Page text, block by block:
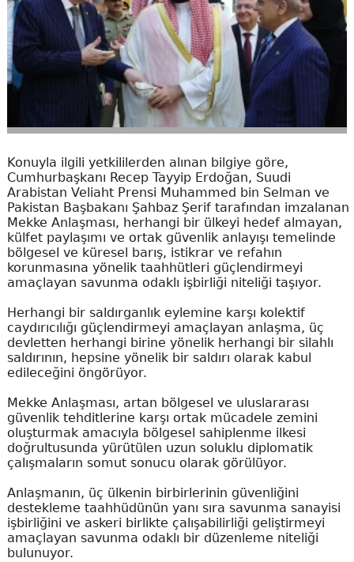
Konuyla ilgili yetkililerden alınan bilgiye göre,
Cumhurbaşkanı Recep Tayyip Erdoğan, Suudi
Arabistan Veliaht Prensi Muhammed bin Selman ve
Pakistan Başbakanı Şahbaz Şerif tarafından imzalanan
Mekke Anlaşması, herhangi bir ülkeyi hedef almayan,
külfet paylaşımı ve ortak güvenlik anlayışı temelinde
bölgesel ve küresel barış, istikrar ve refahın
korunmasına yönelik taahhütleri güçlendirmeyi
amaçlayan savunma odaklı işbirliği niteliği taşıyor.
Herhangi bir saldırganlık eylemine karşı kolektif
caydırıcılığı güçlendirmeyi amaçlayan anlaşma, üç
devletten herhangi birine yönelik herhangi bir silahlı
saldırının, hepsine yönelik bir saldırı olarak kabul
edileceğini öngörüyor.
Mekke Anlaşması, artan bölgesel ve uluslararası
güvenlik tehditlerine karşı ortak mücadele zemini
oluşturmak amacıyla bölgesel sahiplenme ilkesi
doğrultusunda yürütülen uzun soluklu diplomatik
çalışmaların somut sonucu olarak görülüyor.
Anlaşmanın, üç ülkenin birbirlerinin güvenliğini
destekleme taahhüdünün yanı sıra savunma sanayisi
işbirliğini ve askeri birlikte çalışabilirliği geliştirmeyi
amaçlayan savunma odaklı bir düzenleme niteliği
bulunuyor.